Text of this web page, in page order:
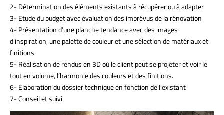
2- Détermination des éléments existants à récupérer ou à adapter
3- Etude du budget avec évaluation des imprévus de la rénovation
4- Présentation d’une planche tendance avec des images
d’inspiration, une palette de couleur et une sélection de matériaux et
finitions
5- Réalisation de rendus en 3D où le client peut se projeter et voir le
tout en volume, l’harmonie des couleurs et des finitions.
6- Elaboration du dossier technique en fonction de l’existant
7- Conseil et suivi